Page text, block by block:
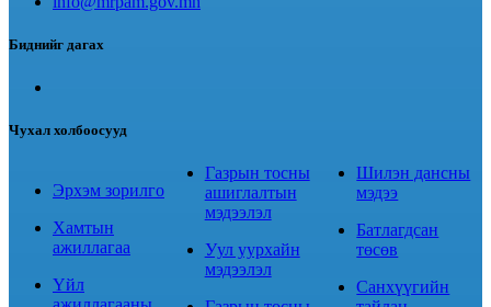
Биднийг дагах
Чухал холбоосууд
Эрхэм зорилго
Хамтын
ажиллагаа
Үйл
Газрын тосны
ашиглалтын
мэдээлэл
Уул уурхайн
мэдээлэл
Шилэн дансны
мэдээ
Батлагдсан
төсөв
Санхүүгийн